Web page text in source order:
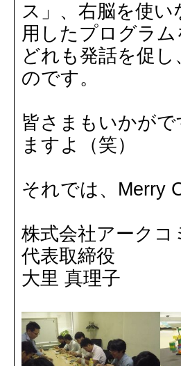
ス」、右脳を使
用したプログラ
どれも発話を促
のです。
皆さまもいかが
ますよ（笑）
それでは、Merry
株式会社アーク
代表取締役
大里 真理子